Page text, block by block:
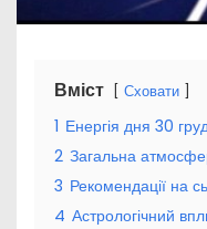
Вміст Сховати
1 Енергія дня 30
2 Загальна
3 Рекомендації на
4 Астрологічний